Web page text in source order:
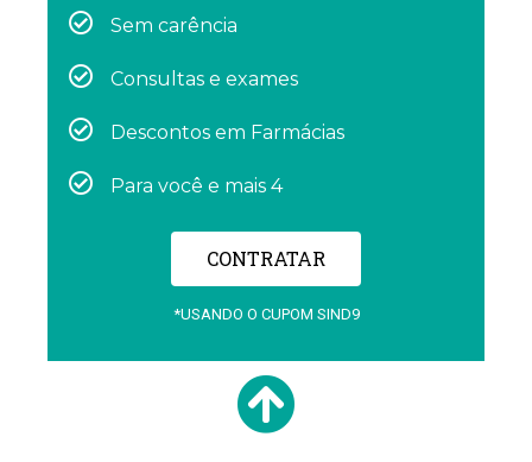
Sem carência
Consultas e exames
Descontos em Farmácias
Para você e mais 4
CONTRATAR
*USANDO O CUPOM SIND9